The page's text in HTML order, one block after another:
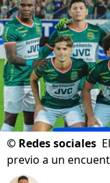
© Redes sociales
previo a un